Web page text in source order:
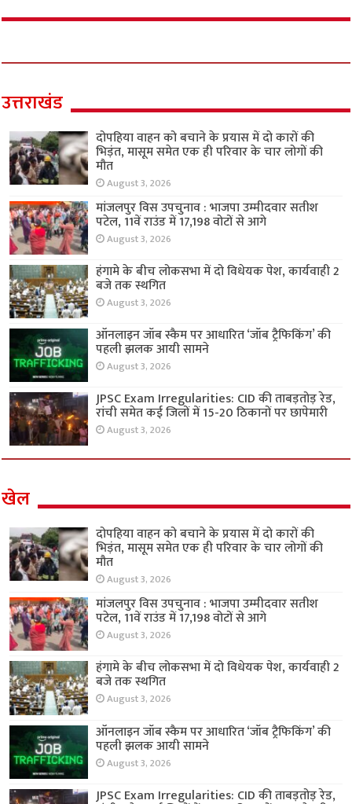
उत्तराखंड
दोपहिया वाहन को बचाने के प्रयास में दो कारों की
भिड़ंत, मासूम समेत एक ही परिवार के चार लोगों की
मौत
August 3, 2026
मांजलपुर विस उपचुनाव : भाजपा उम्मीदवार सतीश
पटेल, 11वें राउंड में 17,198 वोटों से आगे
August 3, 2026
हंगामे के बीच लोकसभा में दो विधेयक पेश, कार्यवाही 2
बजे तक स्थगित
August 3, 2026
ऑनलाइन जॉब स्कैम पर आधारित ‘जॉब ट्रैफिकिंग’ की
पहली झलक आयी सामने
August 3, 2026
JPSC Exam Irregularities: CID की ताबड़तोड़ रेड,
रांची समेत कई जिलों में 15-20 ठिकानों पर छापेमारी
August 3, 2026
खेल
दोपहिया वाहन को बचाने के प्रयास में दो कारों की
भिड़ंत, मासूम समेत एक ही परिवार के चार लोगों की
मौत
August 3, 2026
मांजलपुर विस उपचुनाव : भाजपा उम्मीदवार सतीश
पटेल, 11वें राउंड में 17,198 वोटों से आगे
August 3, 2026
हंगामे के बीच लोकसभा में दो विधेयक पेश, कार्यवाही 2
बजे तक स्थगित
August 3, 2026
ऑनलाइन जॉब स्कैम पर आधारित ‘जॉब ट्रैफिकिंग’ की
पहली झलक आयी सामने
August 3, 2026
JPSC Exam Irregularities: CID की ताबड़तोड़ रेड,